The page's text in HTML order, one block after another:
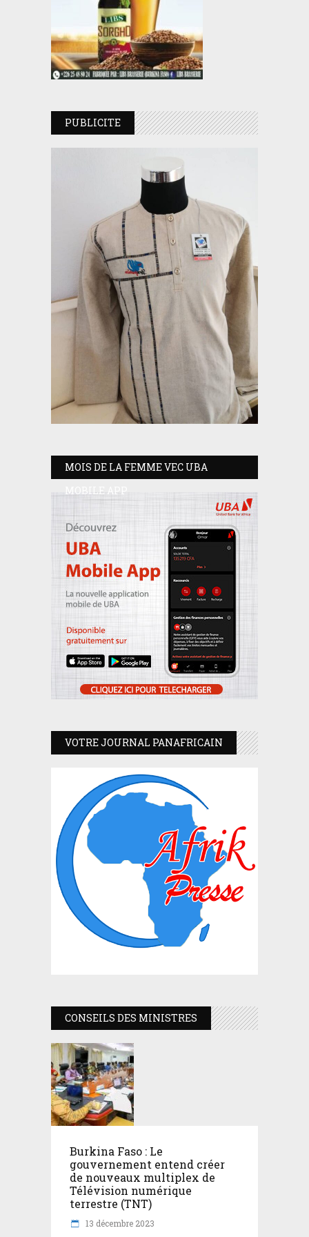
PUBLICITE
MOIS DE LA FEMME VEC UBA
MOBILE APP
VOTRE JOURNAL PANAFRICAIN
CONSEILS DES MINISTRES
Burkina Faso : Le
gouvernement entend créer
de nouveaux multiplex de
Télévision numérique
terrestre (TNT)
13 décembre 2023